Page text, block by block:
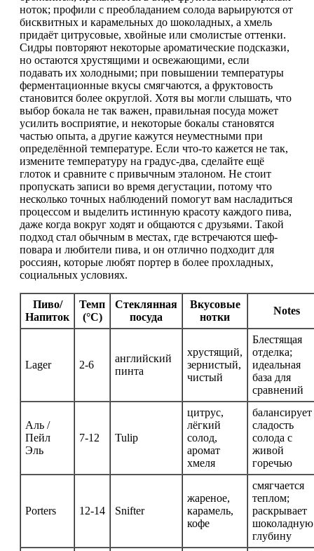
ноток; профили с преобладанием солода варьируются от
бисквитных и карамельных до шоколадных, а хмель
придаёт цитрусовые, хвойные или смолистые оттенки.
Сидры повторяют некоторые ароматические подсказки,
но остаются хрустящими и освежающими, если
подавать их холодными; при повышении температуры
ферментационные вкусы смягчаются, а фруктовость
становится более округлой. Хотя вы могли слышать, что
выбор бокала не так важен, правильная посуда может
усилить восприятие, и некоторые бокалы становятся
частью опыта, а другие кажутся неуместными при
определённой температуре. Если что-то кажется не так,
измените температуру на градус-два, сделайте ещё
глоток и сравните с привычным эталоном. Не стоит
пропускать записи во время дегустации, потому что
несколько точных наблюдений помогут вам насладиться
процессом и выделить истинную красоту каждого пива,
даже когда вокруг ходят и общаются с друзьями. Такой
подход стал обычным в местах, где встречаются шеф-
повара и любители пива, и он отлично подходит для
россиян, которые любят портер в более прохладных,
социальных условиях.
Пиво/
Напиток
Темп
(°C)
Стеклянная
посуда
Вкусовые
нотки
Notes
Lager 2-6
английский
пинта
хрустящий,
зернистый,
чистый
Блестящая
отделка;
идеальная
база для
сравнений
Аль /
Пейл
Эль
7-12 Tulip
цитрус,
лёгкий
солод,
аромат
хмеля
балансирует
сладость
солода с
живой
горечью
Porters 12-14 Snifter
жареное,
карамель,
кофе
смягчается
теплом;
раскрывает
шоколадную
глубину